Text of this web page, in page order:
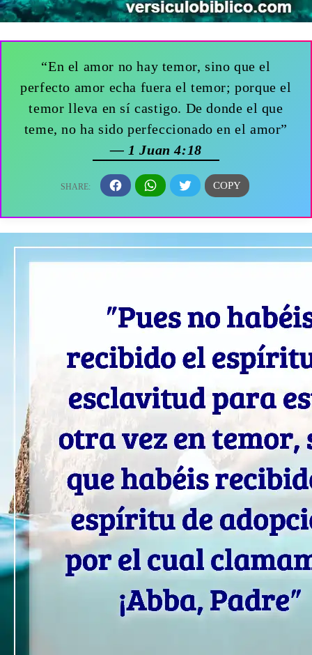
“En el amor no hay temor, sino que el
perfecto amor echa fuera el temor; porque el
temor lleva en sí castigo. De donde el que
teme, no ha sido perfeccionado en el amor”
— 1 Juan 4:18